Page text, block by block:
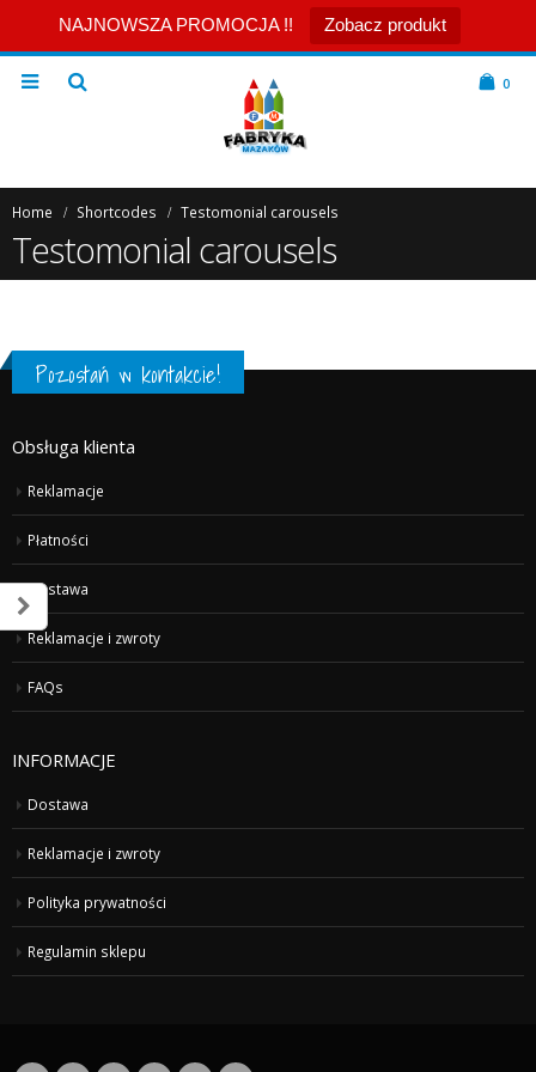
NAJNOWSZA PROMOCJA !! Zobacz produkt
0
Home Shortcodes Testomonial carousels
Testomonial carousels
Pozostań w kontakcie!
Obsługa klienta
Reklamacje
Płatności
Dostawa
Reklamacje i zwroty
FAQs
INFORMACJE
Dostawa
Reklamacje i zwroty
Polityka prywatności
Regulamin sklepu